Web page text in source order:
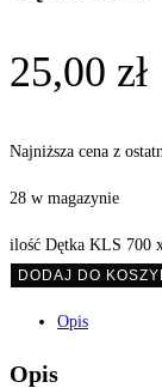
25,00 zł
Najniższa cena z
28 w magazynie
ilość Dętka KLS 700
DODAJ DO
Opis
Opis